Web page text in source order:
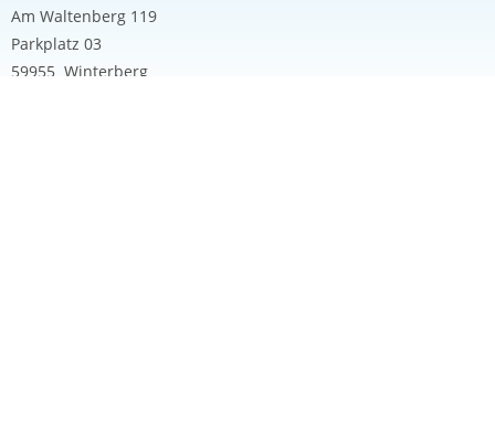
Am Waltenberg 119
Parkplatz 03
59955 Winterberg